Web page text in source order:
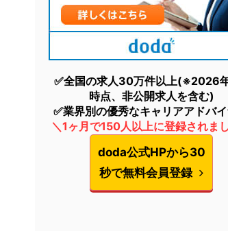
✅全国の求人30万件以上(※2026
時点、非公開求人を含む)
✅業界別の優秀なキャリアアドバ
＼1ヶ月で150人以上に登録されま
doda公式HPから30
秒で無料会員登録